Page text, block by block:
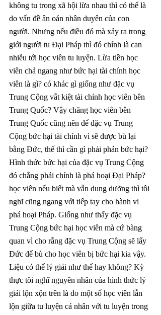
không tu trong xã hội lừa nhau thì có thể là
do vấn đề ân oán nhân duyên của con
người. Nhưng nếu điều đó mà xảy ra trong
giới người tu Đại Pháp thì đó chính là can
nhiễu tới học viên tu luyện. Lừa tiền học
viên chả ngang như bức hại tài chính học
viên là gì? có khác gì giống như đặc vụ
Trung Cộng vắt kiệt tài chính học viên bên
Trung Quốc? Vậy chăng học viên bên
Trung Quốc cũng nên để đặc vụ Trung
Cộng bức hại tài chính vì sẽ được bù lại
bằng Đức, thế thì cần gì phải phản bức hại?
Hình thức bức hại của đặc vụ Trung Cộng
đó chẳng phải chính là phá hoại Đại Pháp?
học viên nếu biết mà vẫn dung dưỡng thì tôi
nghĩ cũng ngang với tiếp tay cho hành vi
phá hoại Pháp. Giống như thấy đặc vụ
Trung Cộng bức hại học viên mà cứ bàng
quan vì cho rằng đặc vụ Trung Cộng sẽ lấy
Đức để bù cho học viên bị bức hại kia vậy.
Liệu có thể lý giải như thế hay không? Kỳ
thực tôi nghĩ nguyên nhân của hình thức lý
giải lộn xộn trên là do một số học viên lẫn
lộn giữa tu luyện cá nhân với tu luyện trong